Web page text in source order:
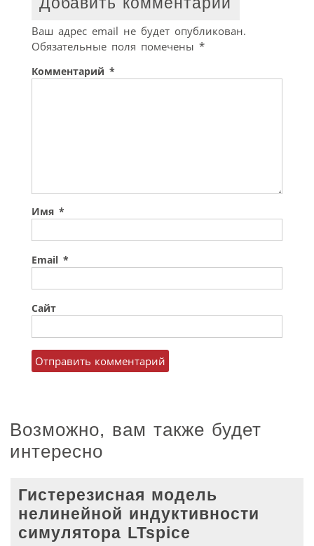
Ваш адрес email не будет опубликован.
Обязательные поля помечены *
Комментарий *
Имя *
Email *
Сайт
Возможно, вам также будет
интересно
Гистерезисная модель
нелинейной индуктивности
симулятора LTspice